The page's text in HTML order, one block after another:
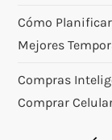
Cómo
Mejores
Compras
Comprar